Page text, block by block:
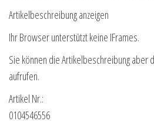
Artikelbeschreibung anzeigen
Ihr Browser unterstützt keine IFrames.
Sie können die Artikelbeschreibung aber
aufrufen.
Artikel Nr.:
0104546556